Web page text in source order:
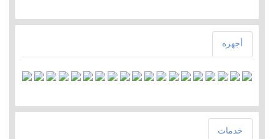
أجهزه
خدمات